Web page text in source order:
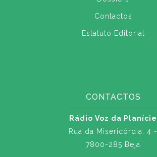
Contactos
Estatuto Editorial
CONTACTOS
Rádio Voz da Planície
Rua da Misericórdia, 4 -
7800-285 Beja